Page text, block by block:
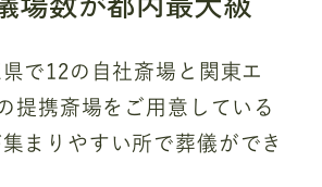
で12の自社斎場と関東エ
提携斎場をご用意している
まりやすい所で葬儀ができ